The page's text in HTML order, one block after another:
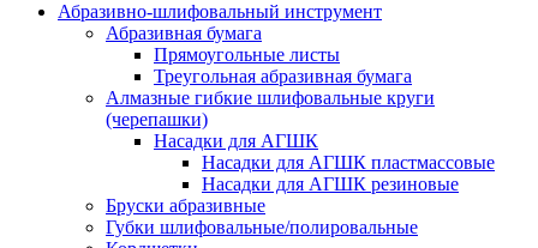
Абразивно-шлифовальный инструмент
Абразивная бумага
Прямоугольные листы
Треугольная абразивная бумага
Алмазные гибкие шлифовальные круги
(черепашки)
Насадки для АГШК
Насадки для АГШК пластмассовые
Насадки для АГШК резиновые
Бруски абразивные
Губки шлифовальные/полировальные